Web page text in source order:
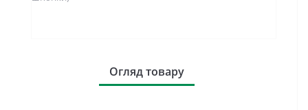
Огляд товару